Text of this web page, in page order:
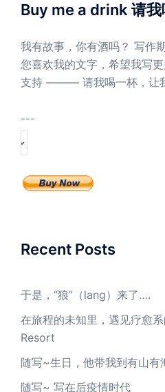
Buy me a drink 请我
我有故事，你有酒吗？ 写作
您喜欢我的文字，希望我写
支持 ——— 请我喝一杯，让我
---
Recent Posts
于是，“狼”（lang）来了….
在旅程的未知里，遇见疗愈
Resort
随写~生日，他带我到有山有
随写~ 写在后疫情时代